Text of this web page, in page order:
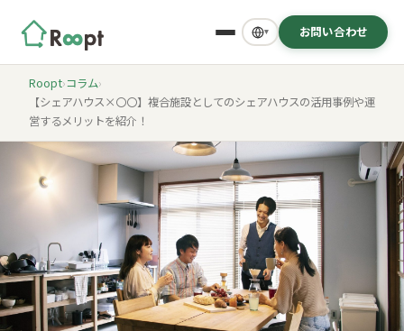
▾ お問い合わせ
Roopt›コラム›
【シェアハウス×〇〇】複合施設としてのシェアハウスの活用事例や運
営するメリットを紹介！